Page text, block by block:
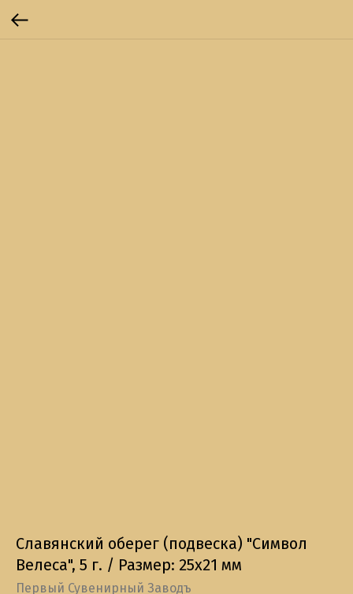
Славянский оберег (подвеска) "Символ
Велеса", 5 г. / Размер: 25х21 мм
Первый Сувенирный Заводъ